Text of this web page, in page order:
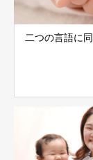
二つの言語に